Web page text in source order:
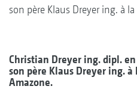
son père Klaus Dreyer ing. à
Christian Dreyer ing. dipl.
son père Klaus Dreyer ing. à
Amazone.